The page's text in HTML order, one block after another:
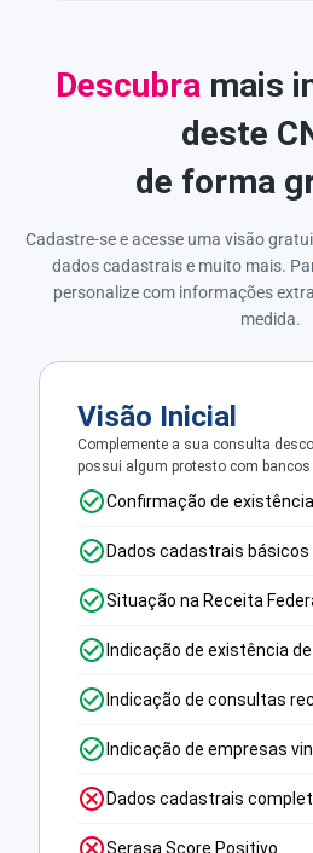
Descubra mais
deste
de forma
Cadastre-se e acesse uma visão
dados cadastrais e muito mais.
personalize com informações
medida.
Visão Inicial
Complemente a sua consulta
possui algum protesto com
Confirmação de existência
Dados cadastrais básicos
Situação na Receita
Indicação de existência
Indicação de consultas
Indicação de empresas
Dados cadastrais
Serasa Score Positivo